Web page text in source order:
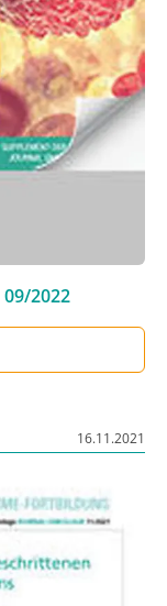
09/2022
16.11.2021